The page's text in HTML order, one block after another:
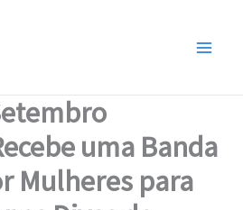
uma Banda
Mulheres para